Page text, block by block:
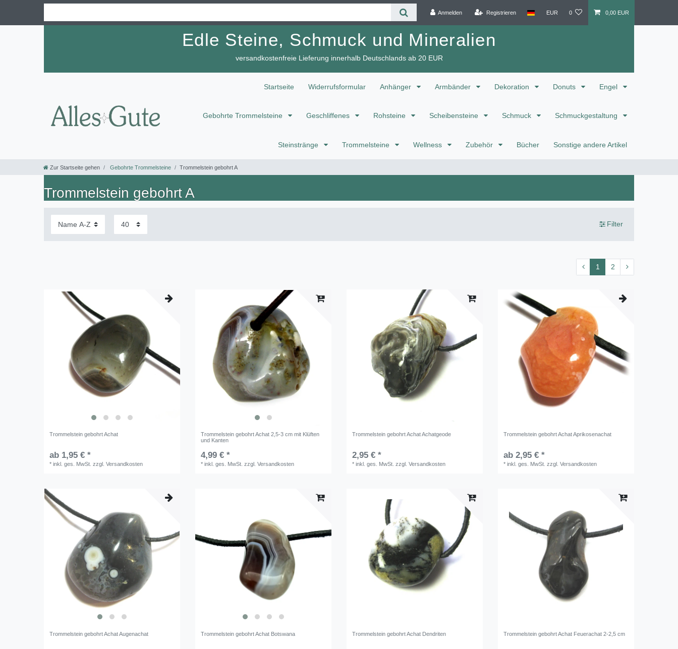
Anmelden Registrieren EUR 0 0,00 EUR
Edle Steine, Schmuck und Mineralien
versandkostenfreie Lieferung innerhalb Deutschlands ab 20 EUR
Startseite Widerrufsformular Anhänger Armbänder Dekoration Donuts Engel
Gebohrte Trommelsteine Geschliffenes Rohsteine Scheibensteine Schmuck Schmuckgestaltung
Steinstränge Trommelsteine Wellness Zubehör Bücher Sonstige andere Artikel
Zur Startseite gehen Gebohrte Trommelsteine Trommelstein gebohrt A
Trommelstein gebohrt A
Filter
1 2
Trommelstein gebohrt Achat
ab 1,95 € *
*inkl. ges. MwSt. zzgl.Versandkosten
Trommelstein gebohrt Achat 2,5-3 cm mit Klüften
und Kanten
4,99 € *
*inkl. ges. MwSt. zzgl.Versandkosten
Trommelstein gebohrt Achat Achatgeode
2,95 € *
*inkl. ges. MwSt. zzgl.Versandkosten
Trommelstein gebohrt Achat Aprikosenachat
ab 2,95 € *
*inkl. ges. MwSt. zzgl.Versandkosten
Trommelstein gebohrt Achat Augenachat Trommelstein gebohrt Achat Botswana Trommelstein gebohrt Achat Dendriten Trommelstein gebohrt Achat Feuerachat 2-2,5 cm